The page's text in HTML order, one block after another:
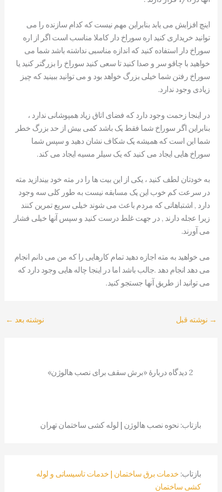
اینچ افزایش می یابد بنابراین مهم نیست که کدام سازنده را می
توانید خریداری کنید اره سوراخ دار کاملا مناسب است اگر از اره
سوراخ دار استفاده کنید که اندازه مناسبی نداشته باشد شما می
خواهید با چاقو سر و صدا کنید تا سعی کنید سوراخ را بزرگتر کنید یا
سوراخ رفتن شما خیلی بزرگ خواهد بود و می توانید ببینید که چیز
زیادی وجود ندارد.
در اینجا زحمت وجود دارد که فضای اتاق زیاد همپوشانی ندارد ،
بنابراین اگر سوراخ شما فقط یک باشد کمی بیش از حد بزرگ خطر
شما این است که همیشه یک شکاف نشان دهید و سپس شما
سوراخ هایی ایجاد می کنید که یک سیلر مسیه ایجاد می کند.
به خودتان لطف کنید ، یکی از این بیت ها را در مته خود بیندازید مته
در سرعت کم خوب این یک مسابقه نیست به طور کلی سه وجود
دارد , اشتباهاتی که مردم باعث می شوند خیلی سریع تمرین کنند
زیرا عجله دارند , در جهت غلط درست کنید و سپس آنها خیلی فشار
می آورند.
می خواهید به مته اجازه دهید تمام کارهایی را که من می دانم انجام
می دهد انجام دهد .جالب باشد اما در اینجا چاله هایی وجود دارد که
می توانید از طریق آنها جستجو کنید.
→ نوشته قبل نوشته بعد ←
2 دیدگاه دربارهٔ «برش سقف برای نصب هالوژن»
بازتاب: نحوه نصب هالوژن | لوله کشی ساختمان تهران
بازتاب: خدمات برق ساختمان | خدمات تاسیساتی و لوله
کشی ساختمان